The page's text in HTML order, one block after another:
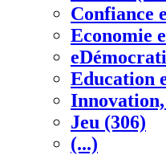
Confiance
Economie
Education
Jeu (306)
(...)